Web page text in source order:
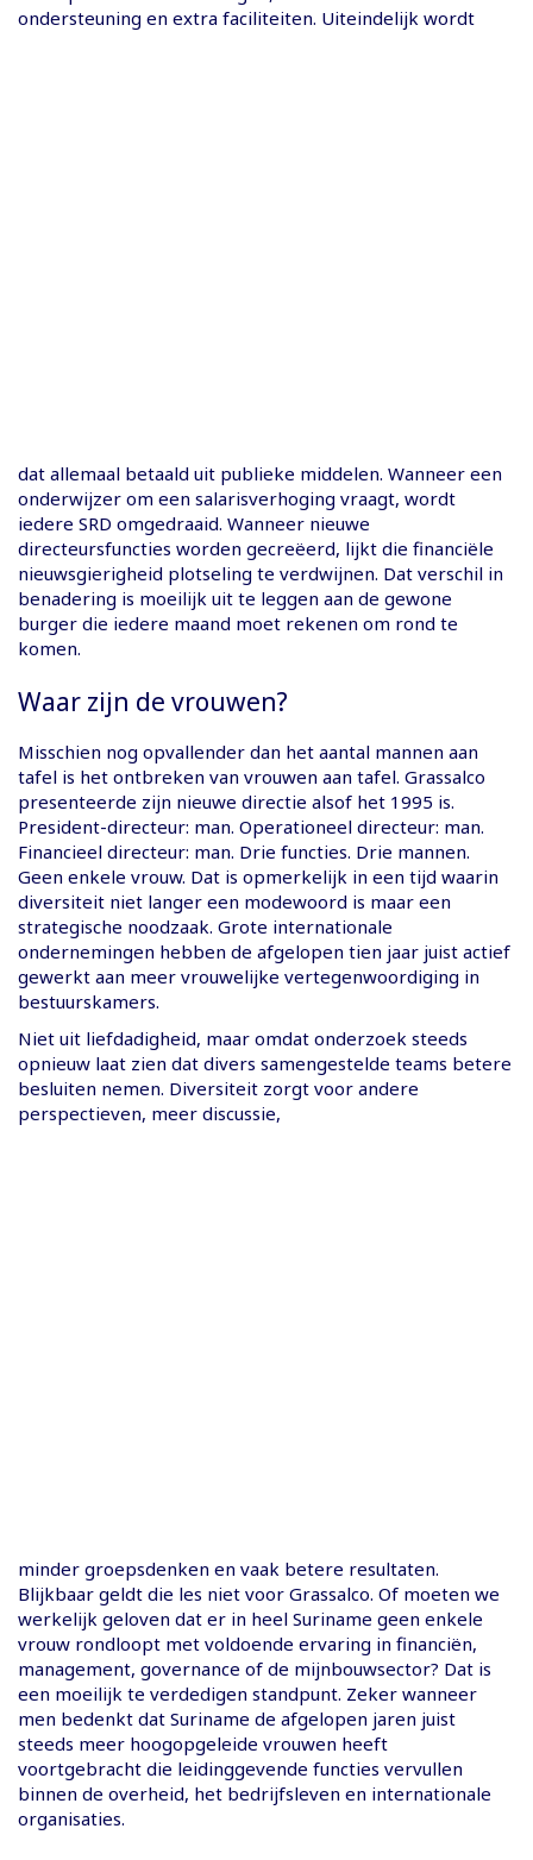
ondersteuning en extra faciliteiten. Uiteindelijk wordt
dat allemaal betaald uit publieke middelen. Wanneer een
onderwijzer om een salarisverhoging vraagt, wordt
iedere SRD omgedraaid. Wanneer nieuwe
directeursfuncties worden gecreëerd, lijkt die financiële
nieuwsgierigheid plotseling te verdwijnen. Dat verschil in
benadering is moeilijk uit te leggen aan de gewone
burger die iedere maand moet rekenen om rond te
komen.
Waar zijn de vrouwen?
Misschien nog opvallender dan het aantal mannen aan
tafel is het ontbreken van vrouwen aan tafel. Grassalco
presenteerde zijn nieuwe directie alsof het 1995 is.
President-directeur: man. Operationeel directeur: man.
Financieel directeur: man. Drie functies. Drie mannen.
Geen enkele vrouw. Dat is opmerkelijk in een tijd waarin
diversiteit niet langer een modewoord is maar een
strategische noodzaak. Grote internationale
ondernemingen hebben de afgelopen tien jaar juist actief
gewerkt aan meer vrouwelijke vertegenwoordiging in
bestuurskamers.
Niet uit liefdadigheid, maar omdat onderzoek steeds
opnieuw laat zien dat divers samengestelde teams betere
besluiten nemen. Diversiteit zorgt voor andere
perspectieven, meer discussie,
minder groepsdenken en vaak betere resultaten.
Blijkbaar geldt die les niet voor Grassalco. Of moeten we
werkelijk geloven dat er in heel Suriname geen enkele
vrouw rondloopt met voldoende ervaring in financiën,
management, governance of de mijnbouwsector? Dat is
een moeilijk te verdedigen standpunt. Zeker wanneer
men bedenkt dat Suriname de afgelopen jaren juist
steeds meer hoogopgeleide vrouwen heeft
voortgebracht die leidinggevende functies vervullen
binnen de overheid, het bedrijfsleven en internationale
organisaties.